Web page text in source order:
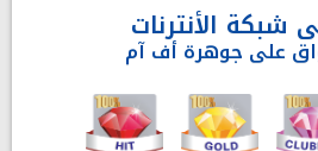
شبكة الأنترنات
على جوهرة أف آم